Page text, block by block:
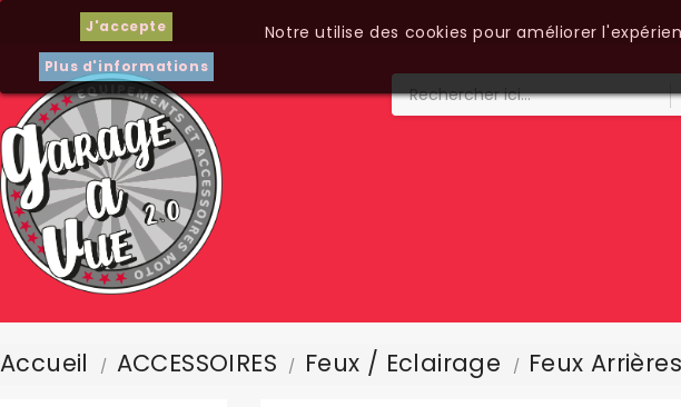
J'accepte
Plus d'informations
Notre utilise des cookies pour améliorer
Accueil ACCESSOIRES Feux / Eclairage Feux Arrières